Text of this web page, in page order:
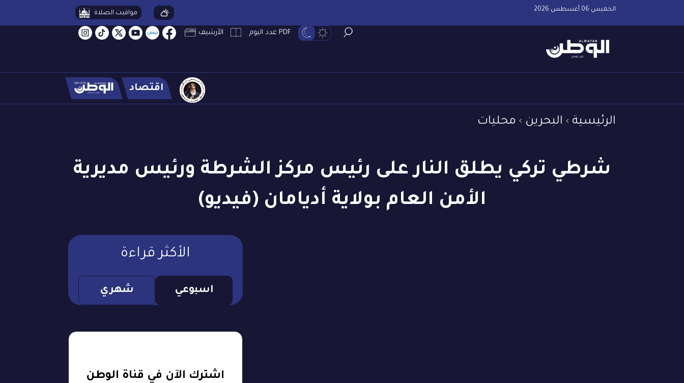
الخميس 06 أغسطس 2026 مواقيت الصلاة
PDF عدد اليوم الأرشيف
اقتصاد
الرئيسية البحرين محليات
شرطي تركي يطلق النار على رئيس مركز الشرطة ورئيس مديرية
الأمن العام بولاية أديامان (فيديو)
الأكثر قراءة
اسبوعي شهري
اشترك الآن في قناة الوطن